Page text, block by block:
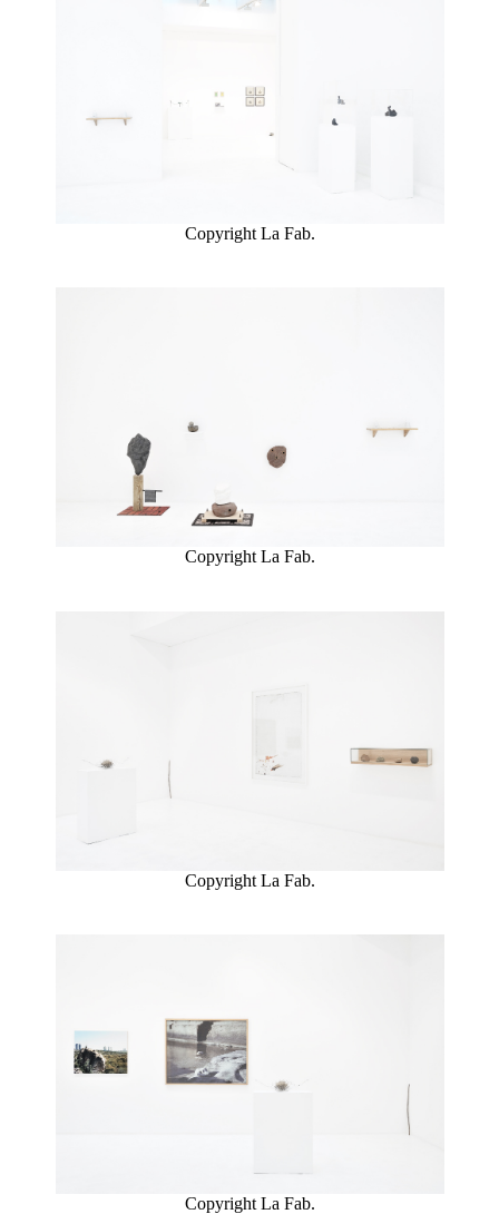
Copyright La Fab.
Copyright La Fab.
Copyright La Fab.
Copyright La Fab.